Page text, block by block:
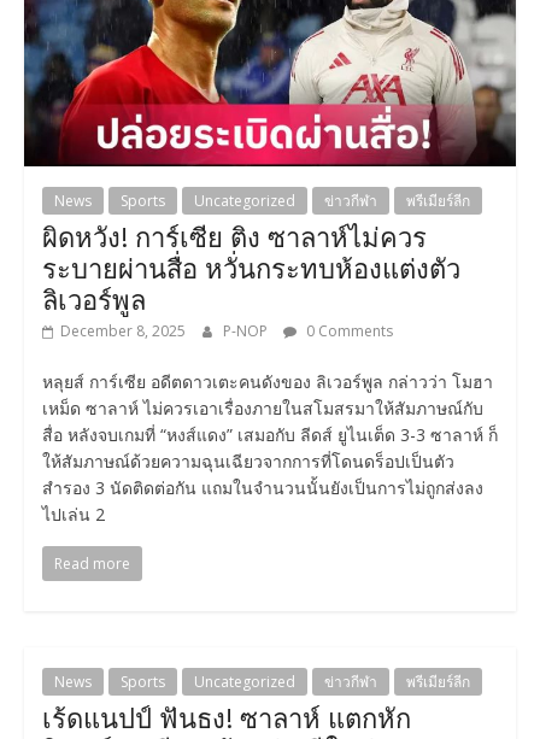
News Sports Uncategorized ข่าวกีฬา พรีเมียร์ลีก
ผิดหวัง! การ์เซีย ติง ซาลาห์ไม่ควร
ระบายผ่านสื่อ หวั่นกระทบห้องแต่งตัว
ลิเวอร์พูล
December 8, 2025 P-NOP 0 Comments
หลุยส์ การ์เซีย อดีตดาวเตะคนดังของ ลิเวอร์พูล กล่าวว่า โมฮา
เหม็ด ซาลาห์ ไม่ควรเอาเรื่องภายในสโมสรมาให้สัมภาษณ์กับ
สื่อ หลังจบเกมที่ “หงส์แดง” เสมอกับ ลีดส์ ยูไนเต็ด 3-3 ซาลาห์ ก็
ให้สัมภาษณ์ด้วยความฉุนเฉียวจากการที่โดนดร็อปเป็นตัว
สำรอง 3 นัดติดต่อกัน แถมในจำนวนนั้นยังเป็นการไม่ถูกส่งลง
ไปเล่น 2
Read more
News Sports Uncategorized ข่าวกีฬา พรีเมียร์ลีก
เร้ดแนปป์ ฟันธง! ซาลาห์ แตกหัก